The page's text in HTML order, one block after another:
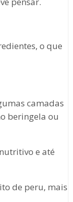
o que
camadas
beringela ou
e até
de peru, mais